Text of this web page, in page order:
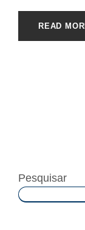
READ
Pesquisar